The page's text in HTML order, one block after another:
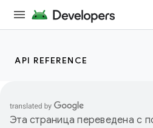
API REFERENCE
Эта страница переведена с